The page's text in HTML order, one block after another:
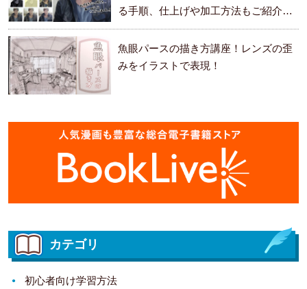
る手順、仕上げや加工方法もご紹介し
ます。
魚眼パースの描き方講座！レンズの歪
みをイラストで表現！
カテゴリ
初心者向け学習方法